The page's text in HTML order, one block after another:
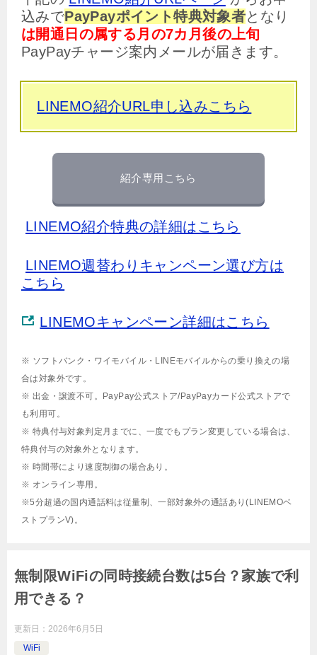
込みでPayPayポイント特典対象者となり
は開通日の属する月の7カ月後の上旬
PayPayチャージ案内メールが届きます。
LINEMO紹介URL申し込みこちら
紹介専用こちら
LINEMO紹介特典の詳細はこちら
LINEMO週替わりキャンペーン選び方は
こちら
LINEMOキャンペーン詳細はこちら
※ ソフトバンク・ワイモバイル・LINEモバイルからの乗り換えの場
合は対象外です。
※ 出金・譲渡不可。PayPay公式ストア/PayPayカード公式ストアで
も利用可。
※ 特典付与対象判定月までに、一度でもプラン変更している場合は、
特典付与の対象外となります。
※ 時間帯により速度制御の場合あり。
※ オンライン専用。
※5分超過の国内通話料は従量制、一部対象外の通話あり(LINEMOベ
ストプランV)。
無制限WiFiの同時接続台数は5台？家族で利
用できる？
更新日： 2026年6月5日
WiFi